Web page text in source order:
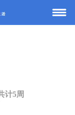
计5周